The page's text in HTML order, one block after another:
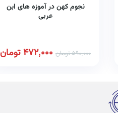
نجوم کهن در آموزه های ابن
عربی
590,000تومان 472,000تومان